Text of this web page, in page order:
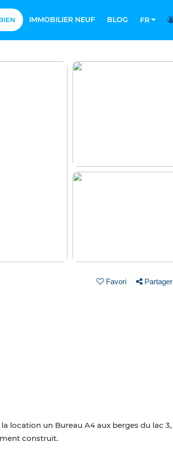
IMMOBILIER NEUF BLOG FR
Favori Partager
location un Bureau A4 aux berges du lac 3,
construit.